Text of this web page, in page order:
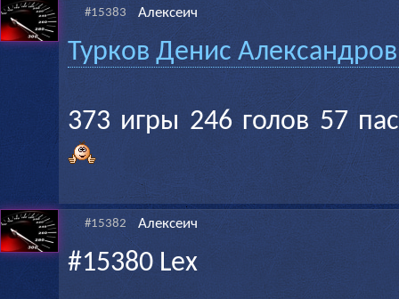
#15383 Алексеич
Турков Денис
373 игры 246 голов 57
#15382 Алексеич
#15380 Lex